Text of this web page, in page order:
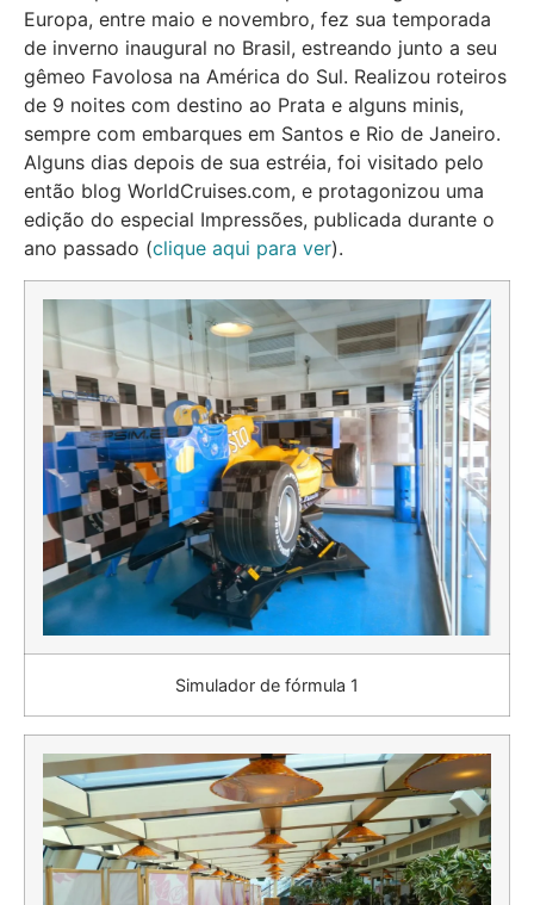
Europa, entre maio e novembro, fez sua temporada
de inverno inaugural no Brasil, estreando junto a seu
gêmeo Favolosa na América do Sul. Realizou roteiros
de 9 noites com destino ao Prata e alguns minis,
sempre com embarques em Santos e Rio de Janeiro.
Alguns dias depois de sua estréia, foi visitado pelo
então blog WorldCruises.com, e protagonizou uma
edição do especial Impressões, publicada durante o
ano passado (clique aqui para ver).
Simulador de fórmula 1